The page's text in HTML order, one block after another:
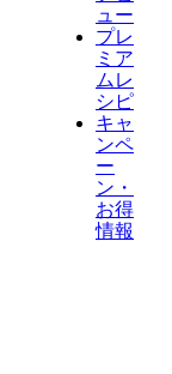
ュー
プレ
ミア
ムレ
シピ
キャ
ンペ
ー
ン・
お得
情報